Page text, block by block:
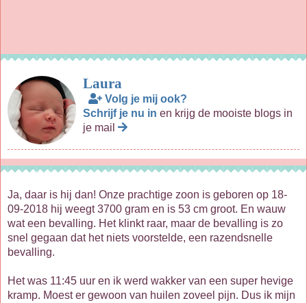
Laura
Volg je mij ook?
Schrijf je nu in en krijg de mooiste blogs in
je mail
Ja, daar is hij dan! Onze prachtige zoon is geboren op 18-
09-2018 hij weegt 3700 gram en is 53 cm groot. En wauw
wat een bevalling. Het klinkt raar, maar de bevalling is zo
snel gegaan dat het niets voorstelde, een razendsnelle
bevalling.
Het was 11:45 uur en ik werd wakker van een super hevige
kramp. Moest er gewoon van huilen zoveel pijn. Dus ik mijn